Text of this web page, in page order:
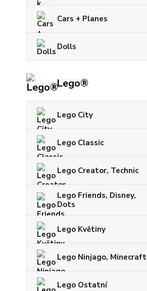
Cars + Planes
Dolls
Lego®
Lego City
Lego Classic
Lego Creator, Technic
Lego Friends, Disney,
Dots
Lego Květiny
Lego Ninjago, Minecraft
Lego Ostatní